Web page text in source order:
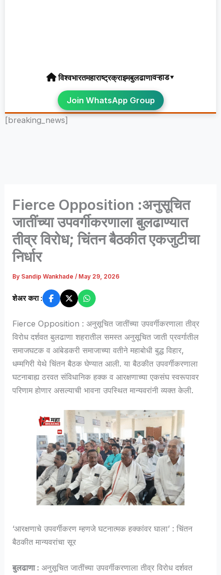
विश्वभारतमहाराष्ट्रक्राइमबुलढाणावऱ्हाड▾
Join WhatsApp Group
[breaking_news]
Fierce Opposition :अनुसूचित
जातींच्या उपवर्गीकरणाला बुलढाण्यात
तीव्र विरोध; चिंतन बैठकीत एकजुटीचा
निर्धार
By Sandip Wankhade/ May 29, 2026
शेअर करा :
Fierce Opposition : अनुसूचित जातींच्या उपवर्गीकरणाला तीव्र
विरोध दर्शवत बुलढाणा शहरातील समस्त अनुसूचित जाती प्रवर्गातील
समाजघटक व आंबेडकरी समाजाच्या वतीने महाबोधी बुद्ध विहार,
धम्मगिरी येथे चिंतन बैठक घेण्यात आली. या बैठकीत उपवर्गीकरणाला
घटनाबाह्य ठरवत संविधानिक हक्क व आरक्षणाच्या एकसंघ स्वरूपावर
परिणाम होणार असल्याची भावना उपस्थित मान्यवरांनी व्यक्त केली.
‘आरक्षणाचे उपवर्गीकरण म्हणजे घटनात्मक हक्कांवर घाला’ : चिंतन
बैठकीत मान्यवरांचा सूर
बुलढाणा : अनुसूचित जातींच्या उपवर्गीकरणाला तीव्र विरोध दर्शवत